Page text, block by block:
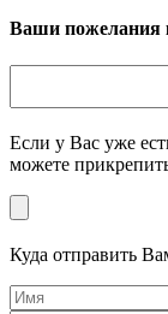
Ваши пожелания
Если у Вас уже
можете
Куда отправить